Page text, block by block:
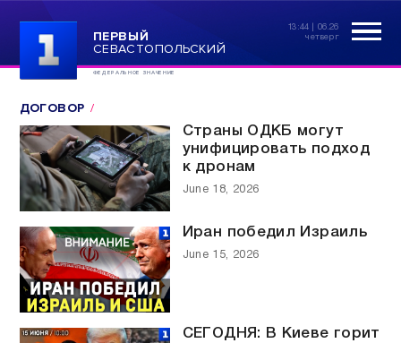
ПЕРВЫЙ
СЕВАСТОПОЛЬСКИЙ
ФЕДЕРАЛЬНОЕ ЗНАЧЕНИЕ
13:44 | 06.26
четверг
ДОГОВОР
Страны ОДКБ могут
унифицировать подход
к дронам
June 18, 2026
Иран победил Израиль
June 15, 2026
СЕГОДНЯ: В Киеве горит